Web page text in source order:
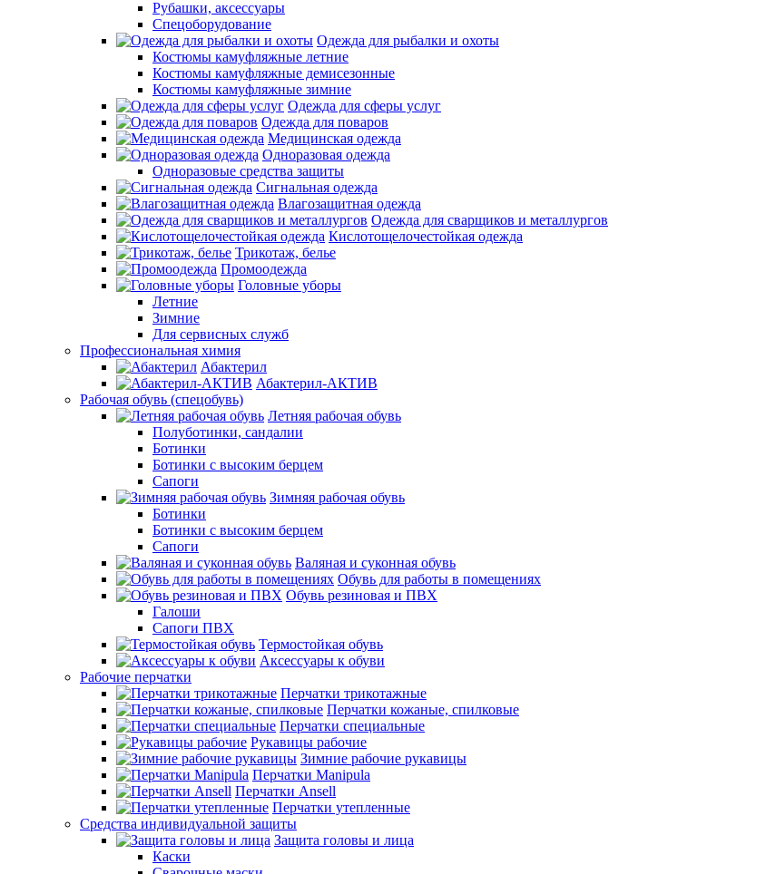
Рубашки, аксессуары
Спецоборудование
Одежда для рыбалки и охоты
Костюмы камуфляжные летние
Костюмы камуфляжные демисезонные
Костюмы камуфляжные зимние
Одежда для сферы услуг
Одежда для поваров
Медицинская одежда
Одноразовая одежда
Одноразовые средства защиты
Сигнальная одежда
Влагозащитная одежда
Одежда для сварщиков и металлургов
Кислотощелочестойкая одежда
Трикотаж, белье
Промоодежда
Головные уборы
Летние
Зимние
Для сервисных служб
Профессиональная химия
Абактерил
Абактерил-АКТИВ
Рабочая обувь (спецобувь)
Летняя рабочая обувь
Полуботинки, сандалии
Ботинки
Ботинки с высоким берцем
Сапоги
Зимняя рабочая обувь
Ботинки
Ботинки с высоким берцем
Сапоги
Валяная и суконная обувь
Обувь для работы в помещениях
Обувь резиновая и ПВХ
Галоши
Сапоги ПВХ
Термостойкая обувь
Аксессуары к обуви
Рабочие перчатки
Перчатки трикотажные
Перчатки кожаные, спилковые
Перчатки специальные
Рукавицы рабочие
Зимние рабочие рукавицы
Перчатки Manipula
Перчатки Ansell
Перчатки утепленные
Средства индивидуальной защиты
Защита головы и лица
Каски